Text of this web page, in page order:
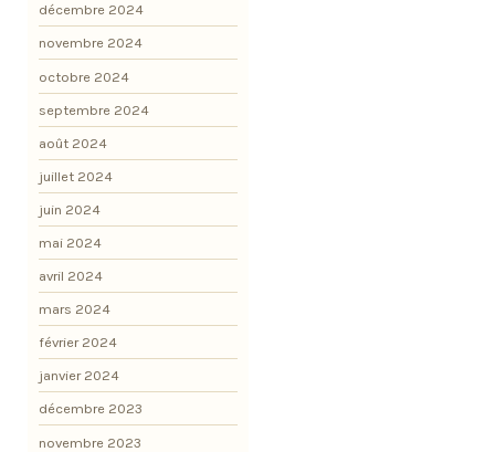
décembre 2024
novembre 2024
octobre 2024
septembre 2024
août 2024
juillet 2024
juin 2024
mai 2024
avril 2024
mars 2024
février 2024
janvier 2024
décembre 2023
novembre 2023